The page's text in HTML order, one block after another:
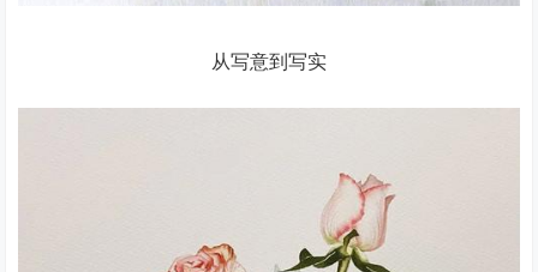
从写意到写实